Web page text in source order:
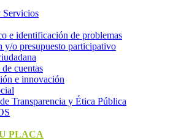
Servicios
e identificación de problemas
y/o presupuesto participativo​
cuentas
e innovación
Transparencia y Ética Pública
PLACA